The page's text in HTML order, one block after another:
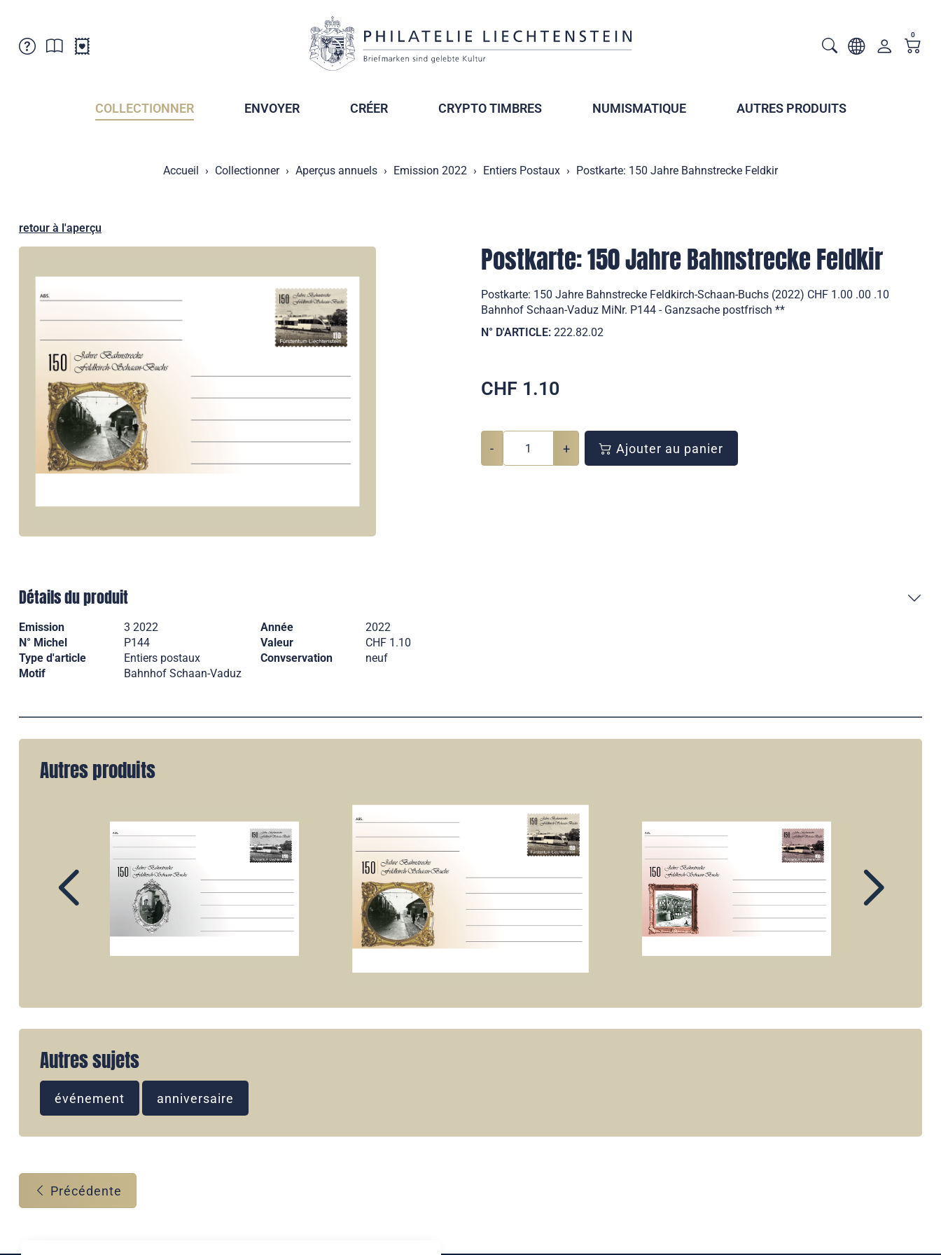
Points de vente
Abonnement
0
COLLECTIONNER ENVOYER CRÉER CRYPTO TIMBRES NUMISMATIQUE AUTRES PRODUITS
Accueil Collectionner Aperçus annuels Emission 2022 Entiers Postaux Postkarte: 150 Jahre Bahnstrecke Feldkir
retour à l'aperçu
Postkarte: 150 Jahre Bahnstrecke Feldkir
Postkarte: 150 Jahre Bahnstrecke Feldkirch-Schaan-Buchs (2022) CHF 1.00 .00 .10
Bahnhof Schaan-Vaduz MiNr. P144 - Ganzsache postfrisch **
N° D'ARTICLE: 222.82.02
CHF 1.10
- + Ajouter au panier
Détails du produit
Emission 3 2022 Année
2022
N° Michel
P144 Valeur
CHF 1.10
Type d'article
Entiers postaux Convservation
neuf
Motif
Bahnhof Schaan-Vaduz
Autres produits
Autres sujets
événement anniversaire
Précédente